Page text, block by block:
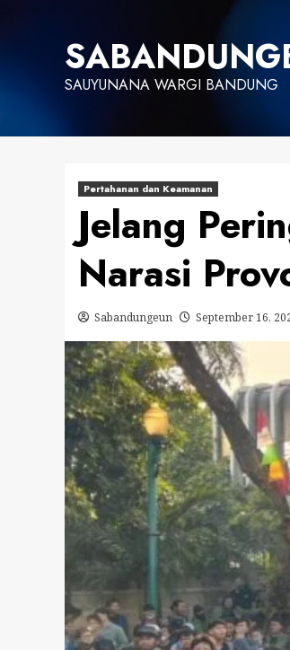
SAUYUNANA WARGI BANDUNG
Pertahanan dan Keamanan
Jelang
Narasi
Sabandungeun September 16,